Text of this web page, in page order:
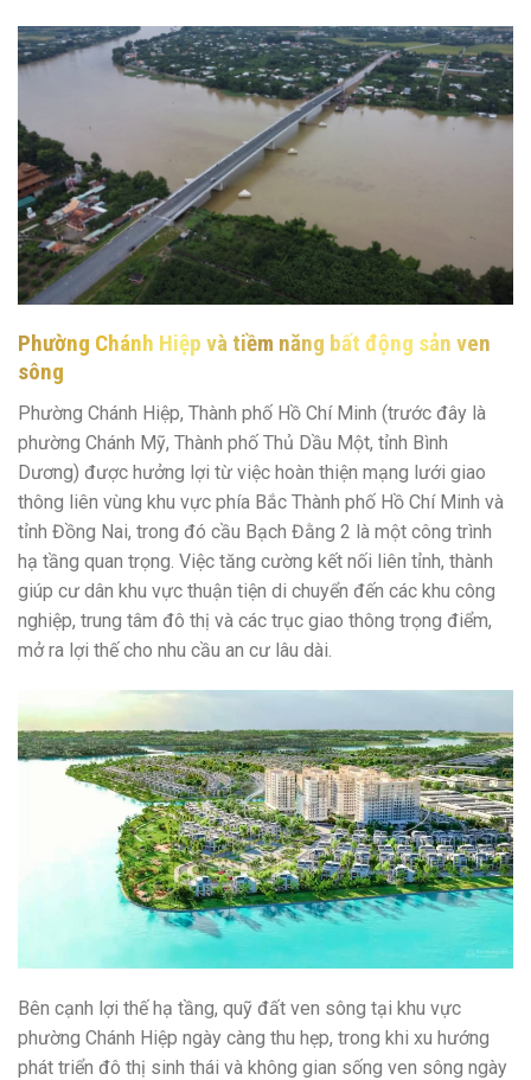
Phường Chánh Hiệp và tiềm năng bất động sản ven
sông
Phường Chánh Hiệp, Thành phố Hồ Chí Minh (trước đây là
phường Chánh Mỹ, Thành phố Thủ Dầu Một, tỉnh Bình
Dương) được hưởng lợi từ việc hoàn thiện mạng lưới giao
thông liên vùng khu vực phía Bắc Thành phố Hồ Chí Minh và
tỉnh Đồng Nai, trong đó cầu Bạch Đằng 2 là một công trình
hạ tầng quan trọng. Việc tăng cường kết nối liên tỉnh, thành
giúp cư dân khu vực thuận tiện di chuyển đến các khu công
nghiệp, trung tâm đô thị và các trục giao thông trọng điểm,
mở ra lợi thế cho nhu cầu an cư lâu dài.
Bên cạnh lợi thế hạ tầng, quỹ đất ven sông tại khu vực
phường Chánh Hiệp ngày càng thu hẹp, trong khi xu hướng
phát triển đô thị sinh thái và không gian sống ven sông ngày